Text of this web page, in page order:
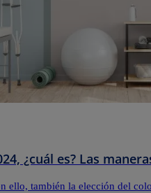
¿cuál es? Las
ello, también la elección del